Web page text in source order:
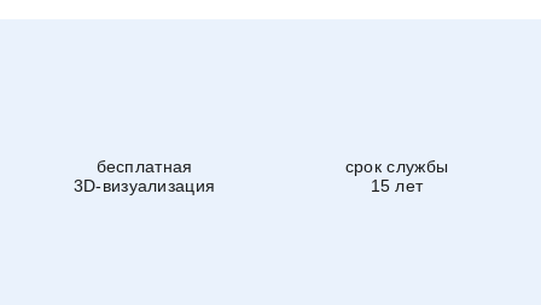
бесплатная
3D-визуализация
срок службы
15 лет